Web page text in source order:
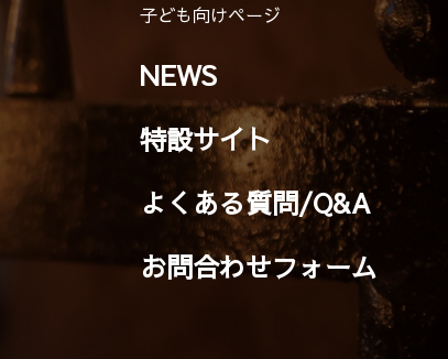
子ども向けページ
NEWS
特設サイト
よくある質問/Q&A
お問合わせフォーム